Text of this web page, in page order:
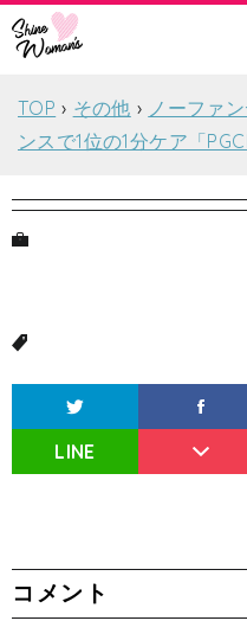
TOP その他
ノーファ
ンスで1位の1分ケア「
LINE
コメント